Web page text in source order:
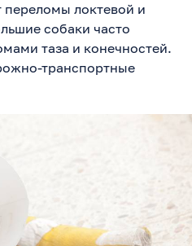
переломы локтевой и
собаки часто
таза и конечностей.
транспортные